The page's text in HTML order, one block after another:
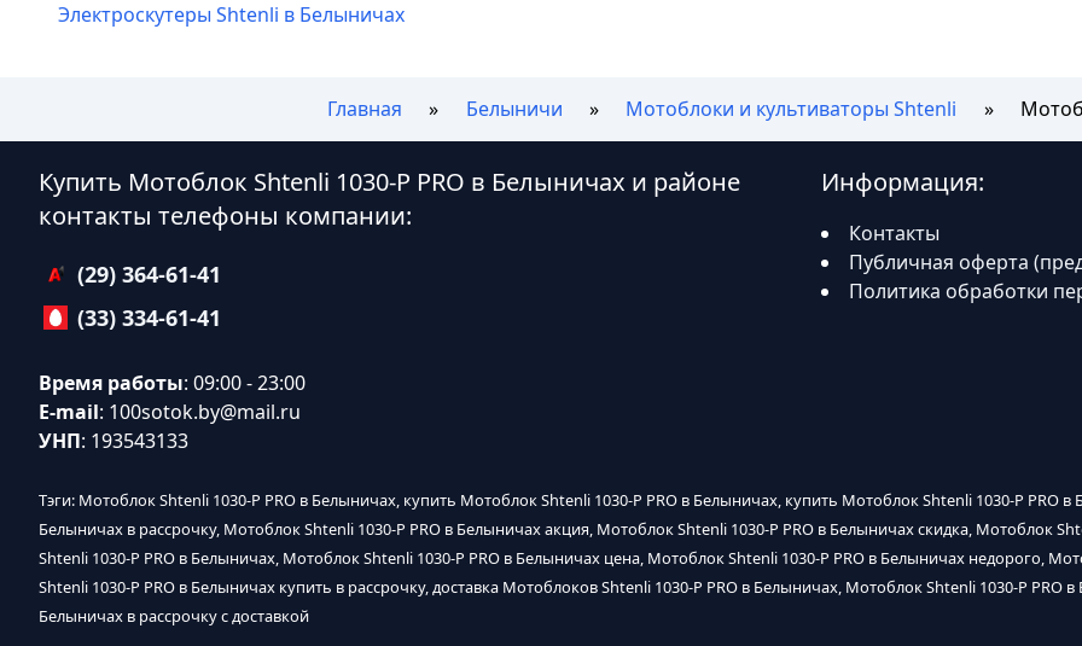
Электроскутеры Shtenli в Белыничах
Главная Белыничи Мотоблоки и культиваторы Shtenli
Купить Мотоблок Shtenli 1030-P PRO в Белыничах и районе
контакты телефоны компании:
(29) 364-61-41
(33) 334-61-41
Время работы: 09:00 - 23:00
E-mail: 100sotok.by@mail.ru
УНП: 193543133
Информация:
Контакты
Публичная оферта
Политика обработки
Тэги: Мотоблок Shtenli 1030-P PRO в Белыничах, купить Мотоблок Shtenli 1030-P PRO в Белыничах, купить Мотоблок Shtenli 1030-P PRO
Белыничах в рассрочку, Мотоблок Shtenli 1030-P PRO в Белыничах акция, Мотоблок Shtenli 1030-P PRO в Белыничах скидка, Мотоблок
Shtenli 1030-P PRO в Белыничах, Мотоблок Shtenli 1030-P PRO в Белыничах цена, Мотоблок Shtenli 1030-P PRO в Белыничах недорого,
Shtenli 1030-P PRO в Белыничах купить в рассрочку, доставка Мотоблоков Shtenli 1030-P PRO в Белыничах, Мотоблок Shtenli 1030-P PRO
Белыничах в рассрочку с доставкой